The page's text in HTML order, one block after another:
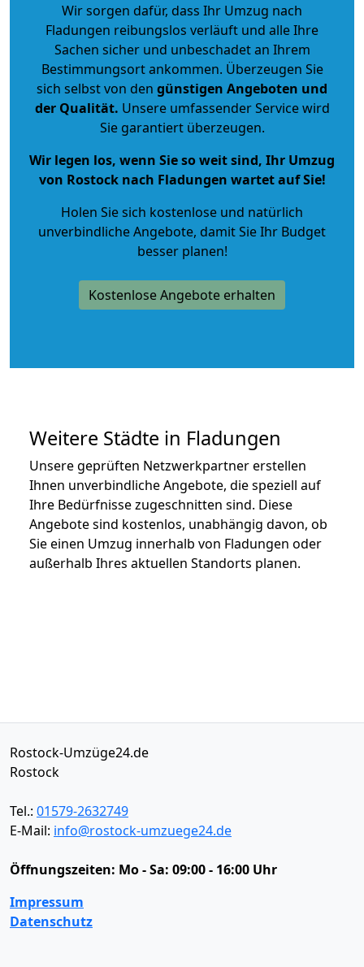
Wir sorgen dafür, dass Ihr Umzug nach
Fladungen reibungslos verläuft und alle Ihre
Sachen sicher und unbeschadet an Ihrem
Bestimmungsort ankommen. Überzeugen Sie
sich selbst von den günstigen Angeboten und
der Qualität. Unsere umfassender Service wird
Sie garantiert überzeugen.
Wir legen los, wenn Sie so weit sind, Ihr Umzug
von Rostock nach Fladungen wartet auf Sie!
Holen Sie sich kostenlose und natürlich
unverbindliche Angebote, damit Sie Ihr Budget
besser planen!
Kostenlose Angebote erhalten
Weitere Städte in Fladungen
Unsere geprüften Netzwerkpartner erstellen
Ihnen unverbindliche Angebote, die speziell auf
Ihre Bedürfnisse zugeschnitten sind. Diese
Angebote sind kostenlos, unabhängig davon, ob
Sie einen Umzug innerhalb von Fladungen oder
außerhalb Ihres aktuellen Standorts planen.
Rostock-Umzüge24.de
Rostock
Tel.: 01579-2632749
E-Mail: info@rostock-umzuege24.de
Öffnungszeiten: Mo - Sa: 09:00 - 16:00 Uhr
Impressum
Datenschutz